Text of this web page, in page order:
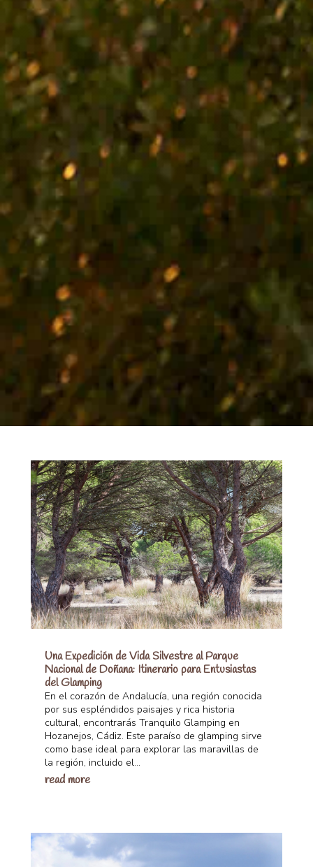
Una Expedición de Vida Silvestre al Parque
Nacional de Doñana: Itinerario para Entusiastas
del Glamping
En el corazón de Andalucía, una región conocida
por sus espléndidos paisajes y rica historia
cultural, encontrarás Tranquilo Glamping en
Hozanejos, Cádiz. Este paraíso de glamping sirve
como base ideal para explorar las maravillas de
la región, incluido el...
read more